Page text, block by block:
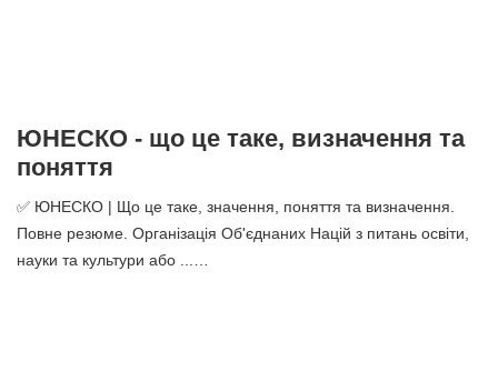
ЮНЕСКО - що це таке, визначення та
поняття
✅ ЮНЕСКО | Що це таке, значення, поняття та визначення.
Повне резюме. Організація Об'єднаних Націй з питань освіти,
науки та культури або ...…